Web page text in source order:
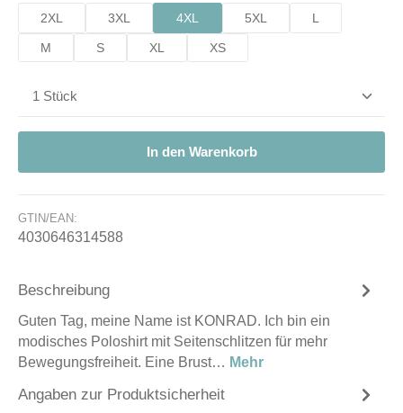
2XL 3XL 4XL 5XL L
M S XL XS
Produkt Anzahl: Gib den gewünschten Wert ein
In den Warenkorb
GTIN/EAN:
4030646314588
Beschreibung
Guten Tag, meine Name ist KONRAD. Ich bin ein
modisches Poloshirt mit Seitenschlitzen für mehr
Bewegungsfreiheit. Eine Brust… Mehr
Angaben zur Produktsicherheit